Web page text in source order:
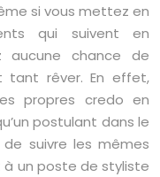
si vous mettez en
qui suivent en
aucune chance de
tant rêver. En effet,
propres credo en
postulant dans le
suivre les mêmes
à un poste de styliste